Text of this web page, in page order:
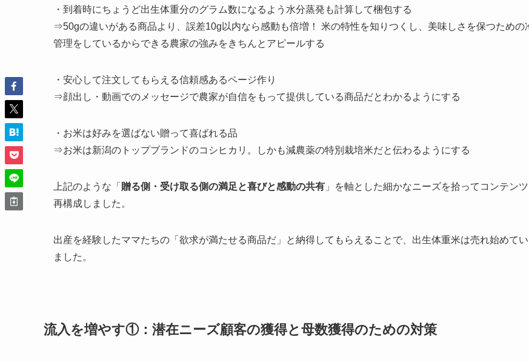
・到着時にちょうど出生体重分のグラム数になるよう水分蒸発も計算して梱包する
⇒50gの違いがある商品より、誤差10g以内なら感動も倍増！ 米の特性を知りつくし、美味しさを保つための
管理をしているからできる農家の強みをきちんとアピールする
・安心して注文してもらえる信頼感あるページ作り
⇒顔出し・動画でのメッセージで農家が自信をもって提供している商品だとわかるようにする
・お米は好みを選ばない贈って喜ばれる品
⇒お米は新潟のトップブランドのコシヒカリ。しかも減農薬の特別栽培米だと伝わるようにする
上記のような「 贈る側・受け取る側の満足と喜びと感動の共有 」を軸とした細かなニーズを拾ってコンテン
再構成しました。
出産を経験したママたちの「欲求が満たせる商品だ」と納得してもらえることで、出生体重米は売れ始めてい
ました。
流入を増やす①：潜在ニーズ顧客の獲得と母数獲得のための対策